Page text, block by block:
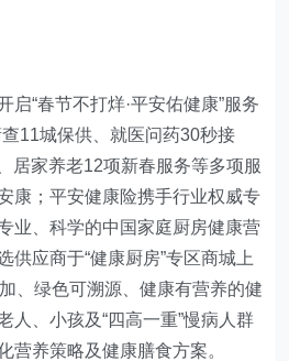
启“春节不打烊·平安佑健康”服务
11城保供、就医问药30秒接
居家养老12项新春服务等多项服
康；平安健康险携手行业权威专
业、科学的中国家庭厨房健康营
供应商于“健康厨房”专区商城上
、绿色可溯源、健康有营养的健
人、小孩及“四高一重”慢病人群
营养策略及健康膳食方案。